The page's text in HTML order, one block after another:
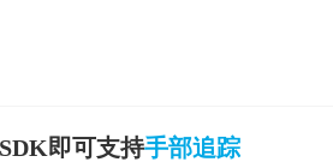
即可支持手部追踪